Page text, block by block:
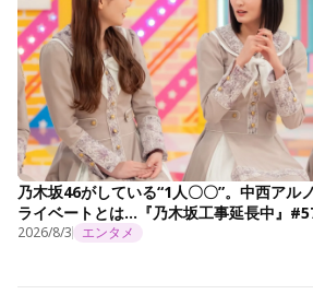
乃木坂46がしている“1人〇〇”。中西アル
ライベートとは…『乃木坂工事延長中』
2026/8/3 エンタメ